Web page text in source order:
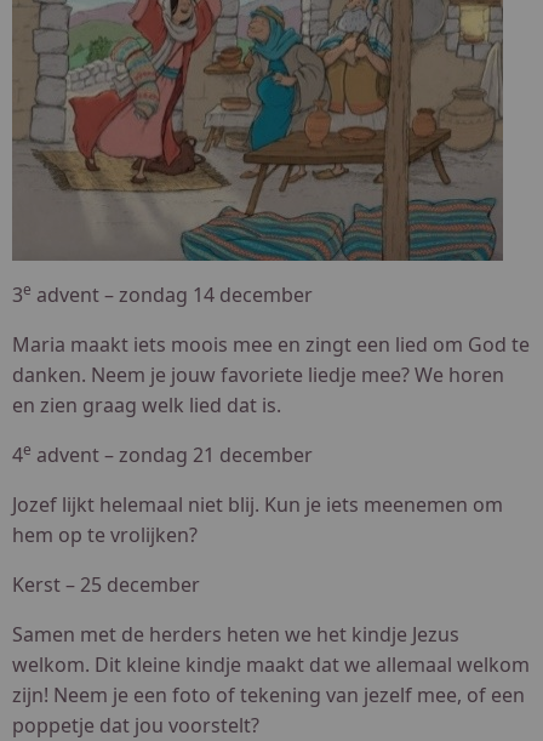
3e advent – zondag 14 december
Maria maakt iets moois mee en zingt een lied om God te
danken. Neem je jouw favoriete liedje mee? We horen
en zien graag welk lied dat is.
4e advent – zondag 21 december
Jozef lijkt helemaal niet blij. Kun je iets meenemen om
hem op te vrolijken?
Kerst – 25 december
Samen met de herders heten we het kindje Jezus
welkom. Dit kleine kindje maakt dat we allemaal welkom
zijn! Neem je een foto of tekening van jezelf mee, of een
poppetje dat jou voorstelt?